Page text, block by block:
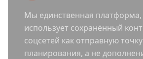
Мы единственная платформа,
использует сохранённый
соцсетей как отправную точку
планирования, а не